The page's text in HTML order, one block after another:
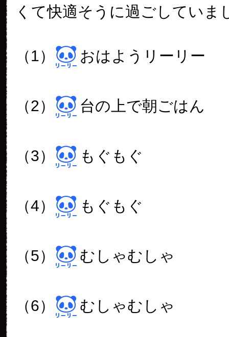
くて快適そうに過ごしていま
（1） おはようリーリー
（2） 台の上で朝ごはん
（3） もぐもぐ
（4） もぐもぐ
（5） むしゃむしゃ
（6） むしゃむしゃ